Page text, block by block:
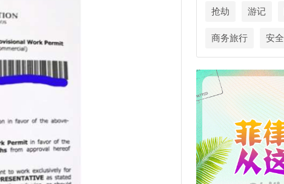
抢劫 游记
商务旅行 安全